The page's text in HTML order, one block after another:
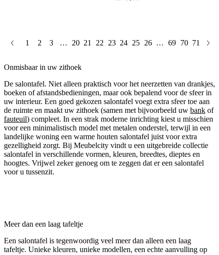
1 2 3 … 20 21 22 23 24 25 26 … 69 70 71
Onmisbaar in uw zithoek
De salontafel. Niet alleen praktisch voor het neerzetten van drankjes,
boeken of afstandsbedieningen, maar ook bepalend voor de sfeer in
uw interieur. Een goed gekozen salontafel voegt extra sfeer toe aan
de ruimte en maakt uw zithoek (samen met bijvoorbeeld uw bank of
fauteuil) compleet. In een strak moderne inrichting kiest u misschien
voor een minimalistisch model met metalen onderstel, terwijl in een
landelijke woning een warme houten salontafel juist voor extra
gezelligheid zorgt. Bij Meubelcity vindt u een uitgebreide collectie
salontafel in verschillende vormen, kleuren, breedtes, dieptes en
hoogtes. Vrijwel zeker genoeg om te zeggen dat er een salontafel
voor u tussenzit.
Meer dan een laag tafeltje
Een salontafel is tegenwoordig veel meer dan alleen een laag
tafeltje. Unieke kleuren, unieke modellen, een echte aanvulling op